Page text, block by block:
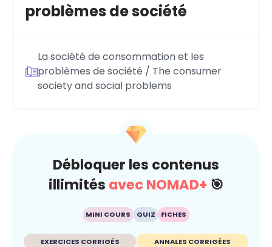
problèmes de société
La société de consommation et les
problèmes de société / The consumer
society and social problems
Débloquer les contenus
illimités avec NOMAD+ 🎯
MINI COURS QUIZ FICHES
EXERCICES CORRIGÉS ANNALES CORRIGÉES